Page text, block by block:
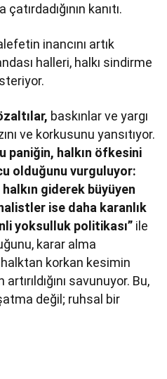
kanıtı.
inancını artık
halleri, halkı sindirme
baskınlar ve yargı
ve korkusunu yansıtıyor.
paniğin, halkın öfkesini
olduğunu vurguluyor:
giderek büyüyen
ise daha karanlık
yoksulluk politikası” ile
karar alma
korkan kesimin
savunuyor. Bu,
değil; ruhsal bir